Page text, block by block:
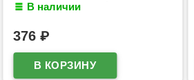
(Ст.)В наличии
376 ₽